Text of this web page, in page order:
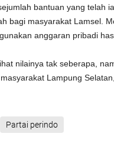
bantuan yang telah
bagi masyarakat Lamsel.
anggaran pribadi
nilainya tak seberapa,
Lampung
Partai perindo